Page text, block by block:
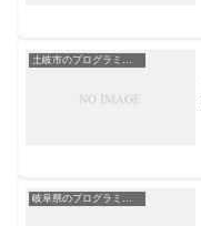
岐阜県のプログラミング教室